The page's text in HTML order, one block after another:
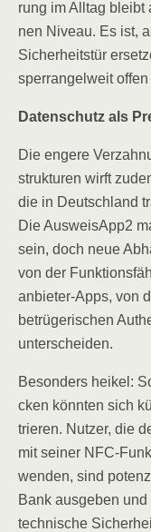
rung im All­tag
nen Niveau. Es ist,
Sicher­heits­tür
sperr­an­gel­weit offen
Daten­schutz als
Die enge­re
struk­tu­ren wirft
die in Deutsch­land
Die AusweisApp2
sein, doch neue
von der
an­bie­ter-Apps, von
betrü­ge­ri­schen
unterscheiden.
Beson­ders hei­kel:
cken könn­ten sich
trie­ren. Nut­zer, die
mit sei­ner NFC-
wen­den, sind
Bank aus­ge­ben und
tech­ni­sche